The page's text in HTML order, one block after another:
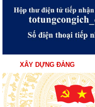
XÂY DỰNG ĐẢNG